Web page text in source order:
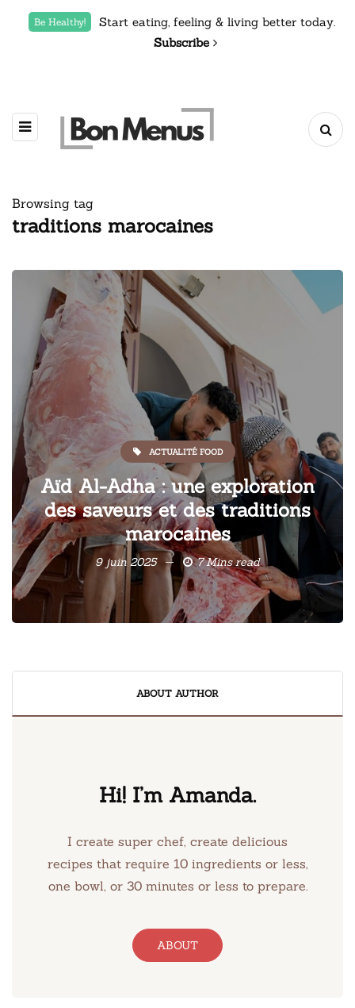
Be Healthy!
Start eating, feeling & living better today.
Subscribe
Browsing tag
traditions marocaines
ACTUALITÉ FOOD
Aïd Al-Adha : une exploration
des saveurs et des traditions
marocaines
9 juin 2025 7 Mins read
ABOUT AUTHOR
Hi! I’m Amanda.
I create super chef, create delicious
recipes that require 10 ingredients or less,
one bowl, or 30 minutes or less to prepare.
ABOUT